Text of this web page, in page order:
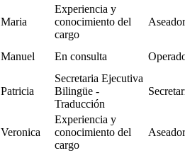
Maria
Experiencia y
conocimiento del
cargo
Manuel En consulta
Patricia
Secretaria Ejecutiva
Bilingüe -
Traducción
Veronica
Experiencia y
conocimiento del
cargo